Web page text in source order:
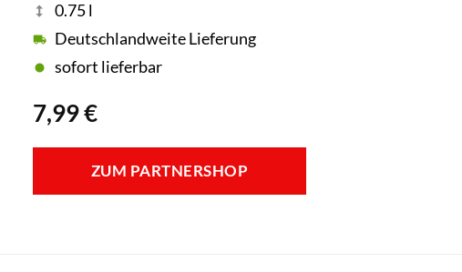
7,99€
0.75 l
Deutschlandweite Lieferung
sofort lieferbar
ZUM PARTNERSHOP